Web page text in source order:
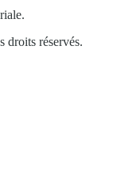
réservés.